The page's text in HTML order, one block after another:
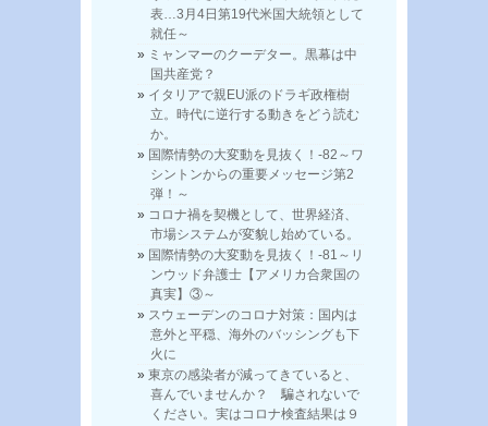
表…3月4日第19代米国大統領として
就任～
ミャンマーのクーデター。黒幕は中
国共産党？
イタリアで親EU派のドラギ政権樹
立。時代に逆行する動きをどう読む
か。
国際情勢の大変動を見抜く！-82～ワ
シントンからの重要メッセージ第2
弾！～
コロナ禍を契機として、世界経済、
市場システムが変貌し始めている。
国際情勢の大変動を見抜く！-81～リ
ンウッド弁護士【アメリカ合衆国の
真実】③～
スウェーデンのコロナ対策：国内は
意外と平穏、海外のバッシングも下
火に
東京の感染者が減ってきていると、
喜んでいませんか？ 騙されないで
ください。実はコロナ検査結果は９